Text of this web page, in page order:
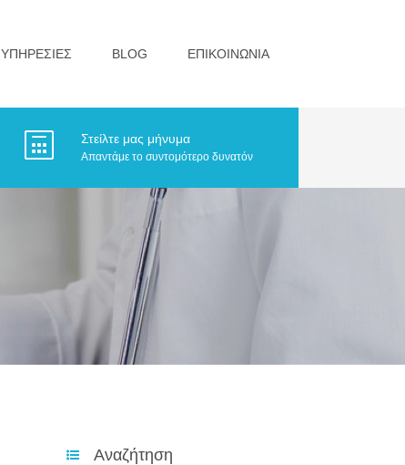
ΥΠΗΡΕΣΙΕΣ BLOG ΕΠΙΚΟΙΝΩΝΙΑ
Στείλτε μας μήνυμα
Απαντάμε το συντομότερο δυνατόν
Αναζήτηση